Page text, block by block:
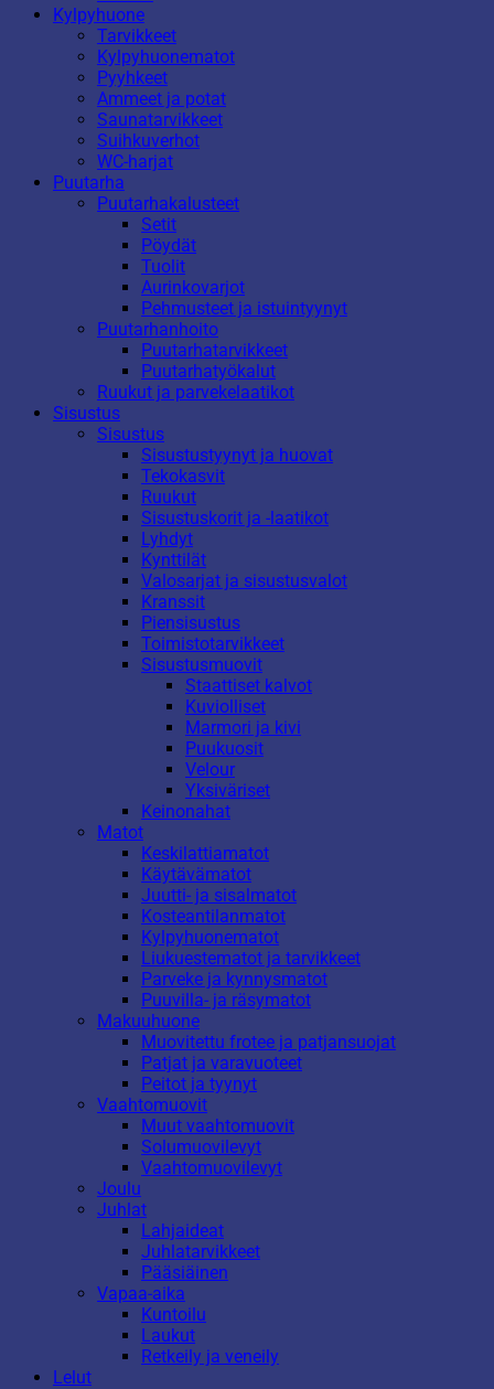
Kylpyhuone
Tarvikkeet
Kylpyhuonematot
Pyyhkeet
Ammeet ja potat
Saunatarvikkeet
Suihkuverhot
WC-harjat
Puutarha
Puutarhakalusteet
Setit
Pöydät
Tuolit
Aurinkovarjot
Pehmusteet ja istuintyynyt
Puutarhanhoito
Puutarhatarvikkeet
Puutarhatyökalut
Ruukut ja parvekelaatikot
Sisustus
Sisustus
Sisustustyynyt ja huovat
Tekokasvit
Ruukut
Sisustuskorit ja -laatikot
Lyhdyt
Kynttilät
Valosarjat ja sisustusvalot
Kranssit
Piensisustus
Toimistotarvikkeet
Sisustusmuovit
Staattiset kalvot
Kuviolliset
Marmori ja kivi
Puukuosit
Velour
Yksiväriset
Keinonahat
Matot
Keskilattiamatot
Käytävämatot
Juutti- ja sisalmatot
Kosteantilanmatot
Kylpyhuonematot
Liukuestematot ja tarvikkeet
Parveke ja kynnysmatot
Puuvilla- ja räsymatot
Makuuhuone
Muovitettu frotee ja patjansuojat
Patjat ja varavuoteet
Peitot ja tyynyt
Vaahtomuovit
Muut vaahtomuovit
Solumuovilevyt
Vaahtomuovilevyt
Joulu
Juhlat
Lahjaideat
Juhlatarvikkeet
Pääsiäinen
Vapaa-aika
Kuntoilu
Laukut
Retkeily ja veneily
Lelut